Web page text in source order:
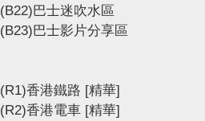
(B22)巴士迷吹水區
(B23)巴士影片分享區
(R1)香港鐵路 [精華]
(R2)香港電車 [精華]